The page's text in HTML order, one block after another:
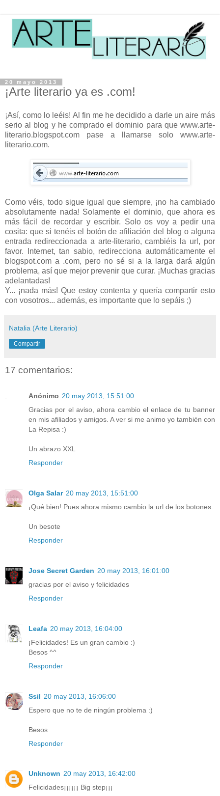
20 mayo 2013
¡Arte literario ya es .com!
¡Así, como lo leéis! Al fin me he decidido a darle un aire más
serio al blog y he comprado el dominio para que www.arte-
literario.blogspot.com pase a llamarse solo www.arte-
literario.com.
Como véis, todo sigue igual que siempre, ¡no ha cambiado
absolutamente nada! Solamente el dominio, que ahora es
más fácil de recordar y escribir. Solo os voy a pedir una
cosita: que si tenéis el botón de afiliación del blog o alguna
entrada redireccionada a arte-literario, cambiéis la url, por
favor. Internet, tan sabio, redirecciona automáticamente el
blogspot.com a .com, pero no sé si a la larga dará algún
problema, así que mejor prevenir que curar. ¡Muchas gracias
adelantadas!
Y... ¡nada más! Que estoy contenta y quería compartir esto
con vosotros... además, es importante que lo sepáis ;)
Natalia (Arte Literario)
Compartir
17 comentarios:
Anónimo 20 may 2013, 15:51:00
Gracias por el aviso, ahora cambio el enlace de tu banner
en mis afiliados y amigos. A ver si me animo yo también con
La Repisa :)
Un abrazo XXL
Responder
Olga Salar 20 may 2013, 15:51:00
¡Qué bien! Pues ahora mismo cambio la url de los botones.
Un besote
Responder
Jose Secret Garden 20 may 2013, 16:01:00
gracias por el aviso y felicidades
Responder
Leafa 20 may 2013, 16:04:00
¡Felicidades! Es un gran cambio :)
Besos ^^
Responder
Ssil 20 may 2013, 16:06:00
Espero que no te de ningún problema :)
Besos
Responder
Unknown 20 may 2013, 16:42:00
Felicidades¡¡¡¡¡¡ Big step¡¡¡